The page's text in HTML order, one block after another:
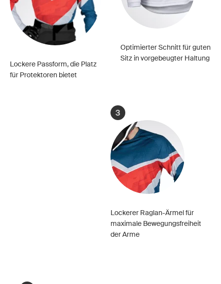
Lockere Passform, die Platz
für Protektoren bietet
Optimierter Schnitt für guten
Sitz in vorgebeugter Haltung
3
Lockerer Raglan-Ärmel für
maximale Bewegungsfreiheit
der Arme